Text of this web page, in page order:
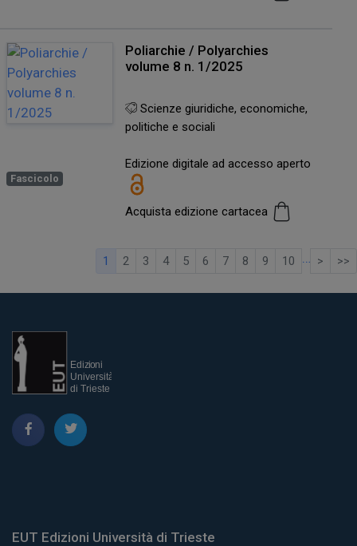
Fascicolo
Poliarchie / Polyarchies
volume 8 n. 1/2025
Scienze giuridiche, economiche,
politiche e sociali
Edizione digitale ad accesso aperto
Acquista edizione cartacea
1 2 3 4 5 6 7 8 9 10 … > >>
EUT Edizioni Università di Trieste